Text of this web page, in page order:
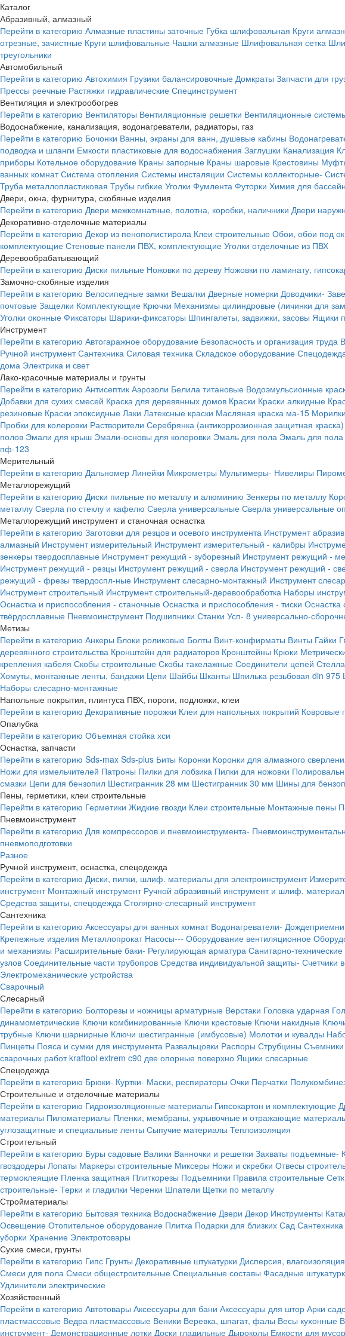
Каталог
Абразивный, алмазный
Перейти в категорию Алмазные пластины заточные Губка шлифовальная Круги
отрезные, зачистные Круги шлифовальные Чашки алмазные Шлифовальная сетка
треугольники
Автомобильный
Перейти в категорию Автохимия Грузики балансировочные Домкраты Запчасти для
Прессы реечные Растяжки гидравлические Специнструмент
Вентиляция и электрообогрев
Перейти в категорию Вентиляторы Вентиляционные решетки Вентиляционные
Водоснабжение, канализация, водонагреватели, радиаторы, газ
Перейти в категорию Бочонки Ванны, экраны для ванн, душевые кабины
подводка и шланги Емкости пластиковые для водоснабжения Заглушки Канализация
приборы Котельное оборудование Краны запорные Краны шаровые Крестовины
ванных комнат Система отопления Системы инсталяции Системы коллекторные-
Труба металлопластиковая Трубы гибкие Уголки Фумлента Футорки Химия для
Двери, окна, фурнитура, скобяные изделия
Перейти в категорию Двери межкомнатные, полотна, коробки, наличники Двери
Декоративно-отделочные материалы
Перейти в категорию Декор из пенополистирола Клеи строительные Обои, обои под
комплектующие Стеновые панели ПВХ, комплектующие Уголки отделочные из ПВХ
Деревообрабатывающий
Перейти в категорию Диски пильные Ножовки по дереву Ножовки по ламинату,
Замочно-скобяные изделия
Перейти в категорию Велосипедные замки Вешалки Дверные номерки Доводчики-
почтовые Защелки Комплектующие Крючки Механизмы цилиндровые (личинки для
Уголки оконные Фиксаторы Шарики-фиксаторы Шпингалеты, задвижки, засовы Ящики
Инструмент
Перейти в категорию Автогаражное оборудование Безопасность и организация труда
Ручной инструмент Сантехника Силовая техника Складское оборудование
дома Электрика и свет
Лако-красочные материалы и грунты
Перейти в категорию Антисептик Аэрозоли Белила титановые Водоэмульсионные
Добавки для сухих смесей Краска для деревянных домов Краски Краски алкидные
резиновые Краски эпоксидные Лаки Латексные краски Масляная краска ма-15
Пробки для колеровки Растворители Серебрянка (антикоррозионная защитная краска)
полов Эмали для крыш Эмали-основы для колеровки Эмаль для пола Эмаль для
пф-123
Мерительный
Перейти в категорию Дальномер Линейки Микрометры Мультимеры- Нивелиры
Металлорежущий
Перейти в категорию Диски пильные по металлу и алюминию Зенкеры по металлу
металлу Сверла по стеклу и кафелю Сверла универсальные Сверла универсальные
Металлорежущий инструмент и станочная оснастка
Перейти в категорию Заготовки для резцов и осевого инструмента Инструмент
алмазный Инструмент измерительный Инструмент измерительный - калибры
зенкеры твердосплавные Инструмент режущий - зуборезный Инструмент режущий -
Инструмент режущий - резцы Инструмент режущий - сверла Инструмент режущий -
режущий - фрезы твердоспл-ные Инструмент слесарно-монтажный Инструмент
Инструмент строительный Инструмент строительный-деревообработка Наборы
Оснастка и приспособления - станочные Оснастка и приспособления - тиски Оснастка
твёрдосплавные Пневмоинструмент Подшипники Станки Усп- 8 универсально-
Метизы
Перейти в категорию Анкеры Блоки роликовые Болты Винт-конфирматы Винты Гайки
деревянного строительства Кронштейн для радиаторов Кронштейны Крюки
крепления кабеля Скобы строительные Скобы такелажные Соединители цепей
Хомуты, монтажные ленты, бандажи Цепи Шайбы Шканты Шпилька резьбовая din 975
Наборы слесарно-монтажные
Напольные покрытия, плинтуса ПВХ, пороги, подложки, клеи
Перейти в категорию Декоративные порожки Клеи для напольных покрытий Ковровые
Опалубка
Перейти в категорию Объемная стойка хси
Оснастка, запчасти
Перейти в категорию Sds-max Sds-plus Биты Коронки Коронки для алмазного
Ножи для измельчителей Патроны Пилки для лобзика Пилки для ножовки
смазки Цепи для бензопил Шестигранник 28 мм Шестигранник 30 мм Шины для
Пены, герметики, клеи строительные
Перейти в категорию Герметики Жидкие гвозди Клеи строительные Монтажные пены
Пневмоинструмент
Перейти в категорию Для компрессоров и пневмоинструмента-
пневмоподготовки
Разное
Ручной инструмент, оснастка, спецодежда
Перейти в категорию Диски, пилки, шлиф. материалы для электроинструмент
инструмент Монтажный инструмент Ручной абразивный инструмент и шлиф.
Средства защиты, спецодежда Столярно-слесарный инструмент
Сантехника
Перейти в категорию Аксессуары для ванных комнат Водонагреватели-
Крепежные изделия Металлопрокат Насосы--- Оборудование вентиляционное
и механизмы Расширительные баки- Регулирующая арматура Санитарно-
узлов Соединительные части трубопров Средства индивидуальной защиты- Счетчики
Электромеханические устройства
Сварочный
Слесарный
Перейти в категорию Болторезы и ножницы арматурные Верстаки Головка ударная
динамометрические Ключи комбинированные Ключи крестовые Ключи накидные
трубные Ключи шарнирные Ключи шестигранные (имбусовые) Молотки и кувалды
Пинцеты Пояса и сумки для инструмента Развальцовки Распоры Струбцины
сварочных работ kraftool extrem c90 две опорные поверхно Ящики слесарные
Спецодежда
Перейти в категорию Брюки- Куртки- Маски, респираторы Очки Перчатки
Строительные и отделочные материалы
Перейти в категорию Гидроизоляционные материалы Гипсокартон и комплектующие
материалы Пиломатериалы Пленки, мембраны, укрывочные и отражающие
углозащитные и специальные ленты Сыпучие материалы Теплоизоляция
Строительный
Перейти в категорию Буры садовые Валики Ванночки и решетки Захваты подъемные-
гвоздодеры Лопаты Маркеры строительные Миксеры Ножи и скребки Отвесы
термоклеящие Пленка защитная Плиткорезы Подъемники Правила строительные
строительные- Терки и гладилки Черенки Шпатели Щетки по металлу
Стройматериалы
Перейти в категорию Бытовая техника Водоснабжение Двери Декор Инструменты
Освещение Отопительное оборудование Плитка Подарки для близких Сад Сантехника
уборки Хранение Электротовары
Сухие смеси, грунты
Перейти в категорию Гипс Грунты Декоративные штукатурки Дисперсия, влагоизоляция
Смеси для пола Смеси общестроительные Специальные составы Фасадные
Удлинители электрические
Хозяйственный
Перейти в категорию Автотовары Аксессуары для бани Аксессуары для штор Арки
пластмассовые Ведра пластмассовые Веники Веревка, шпагат, фалы Весы кухонные
инструмент- Демонстрационные лотки Доски гладильные Дыроколы Емкости для